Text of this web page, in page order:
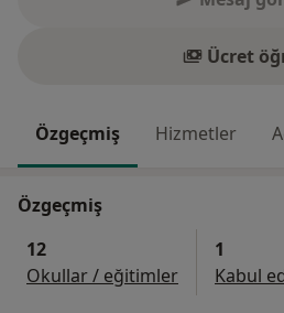
Ücret
Özgeçmiş Hizmetler
Özgeçmiş
12
Okullar / eğitimler
1
Kabul